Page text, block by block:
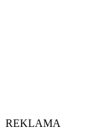
REKLAMA